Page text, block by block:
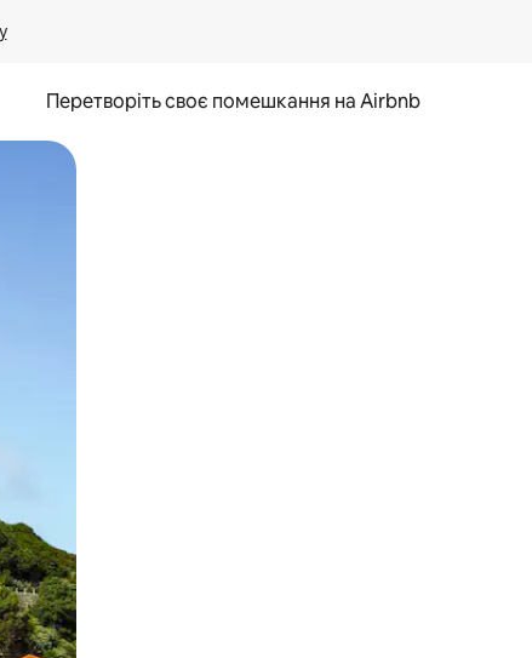
Перетворіть своє помешкання на Airbnb
та гортання.